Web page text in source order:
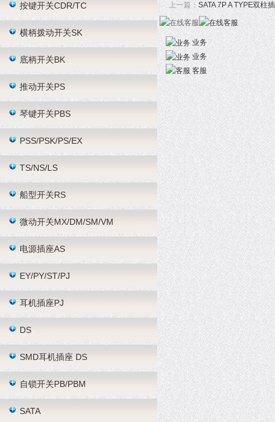
按键开关CDR/TC
横柄拨动开关SK
底柄开关BK
推动开关PS
琴键开关PBS
PSS/PSK/PS/EX
TS/NS/LS
船型开关RS
微动开关MX/DM/SM/VM
电源插座AS
EY/PY/ST/PJ
耳机插座PJ
DS
SMD耳机插座 DS
自锁开关PB/PBM
SATA
上一篇： SATA 7P A TYPE双柱
业务
业务
客服